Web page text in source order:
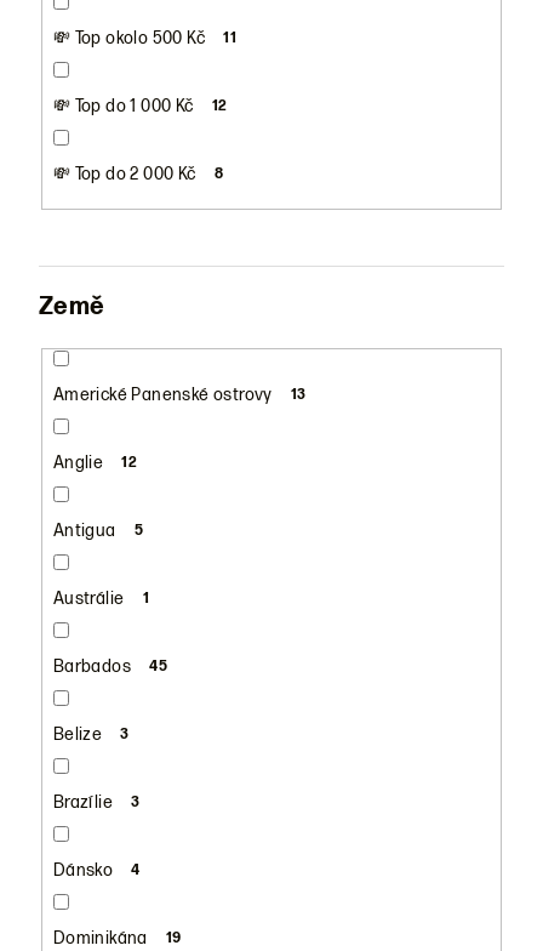
💸 Top okolo 500 Kč 11
💸 Top do 1 000 Kč 12
💸 Top do 2 000 Kč 8
Země
Americké Panenské ostrovy 13
Anglie 12
Antigua 5
Austrálie 1
Barbados 45
Belize 3
Brazílie 3
Dánsko 4
Dominikána 19